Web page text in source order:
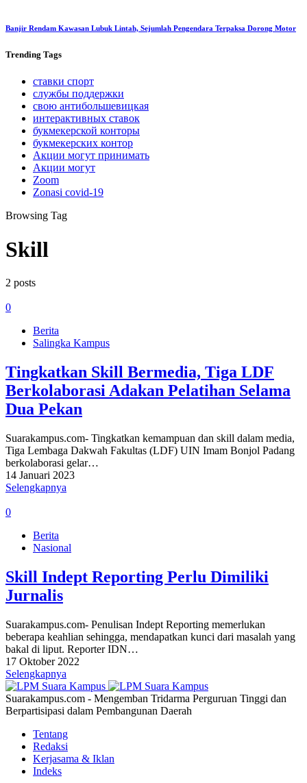
Banjir Rendam Kawasan Lubuk Lintah, Sejumlah Pengendara Terpaksa Dorong Motor
Trending Tags
ставки спорт
службы поддержки
свою антибольшевицкая
интерактивных ставок
букмекерской конторы
букмекерских контор
Акции могут принимать
Акции могут
Zoom
Zonasi covid-19
Browsing Tag
Skill
2 posts
0
Berita
Salingka Kampus
Tingkatkan Skill Bermedia, Tiga LDF
Berkolaborasi Adakan Pelatihan Selama
Dua Pekan
Suarakampus.com- Tingkatkan kemampuan dan skill dalam media,
Tiga Lembaga Dakwah Fakultas (LDF) UIN Imam Bonjol Padang
berkolaborasi gelar…
14 Januari 2023
Selengkapnya
0
Berita
Nasional
Skill Indept Reporting Perlu Dimiliki
Jurnalis
Suarakampus.com- Penulisan Indept Reporting memerlukan
beberapa keahlian sehingga, mendapatkan kunci dari masalah yang
bakal di liput. Reporter IDN…
17 Oktober 2022
Selengkapnya
Suarakampus.com - Mengemban Tridarma Perguruan Tinggi dan
Berpartisipasi dalam Pembangunan Daerah
Tentang
Redaksi
Kerjasama & Iklan
Indeks